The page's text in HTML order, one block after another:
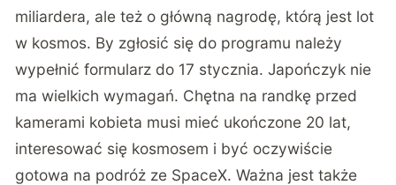
miliardera, ale też o główną nagrodę, którą jest lot
w kosmos. By zgłosić się do programu należy
wypełnić formularz do 17 stycznia. Japończyk nie
ma wielkich wymagań. Chętna na randkę przed
kamerami kobieta musi mieć ukończone 20 lat,
interesować się kosmosem i być oczywiście
gotowa na podróż ze SpaceX. Ważna jest także